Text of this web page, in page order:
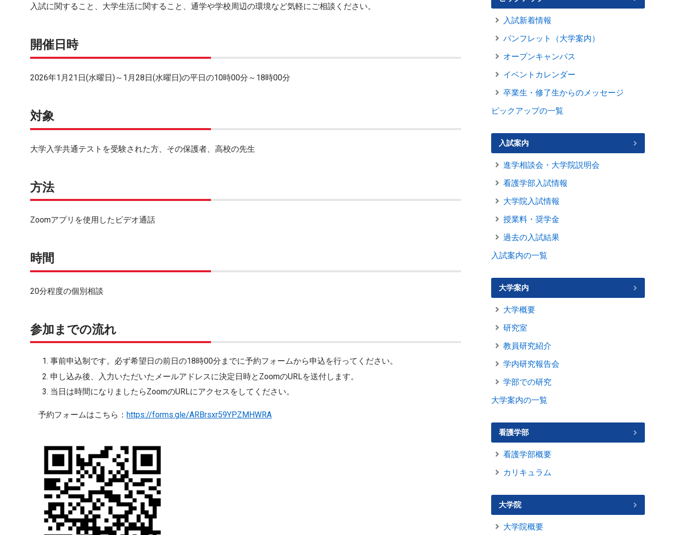
入試に関すること、大学生活に関すること、通学や学校周辺の環境など気軽にご相談ください。
開催日時
2026年1月21日(水曜日)～1月28日(水曜日)の平日の10時00分～18時00分
対象
大学入学共通テストを受験された方、その保護者、高校の先生
方法
Zoomアプリを使用したビデオ通話
時間
20分程度の個別相談
参加までの流れ
事前申込制です。必ず希望日の前日の18時00分までに予約フォームから申込を行ってください。
申し込み後、入力いただいたメールアドレスに決定日時とZoomのURLを送付します。
当日は時間になりましたらZoomのURLにアクセスをしてください。
予約フォームはこちら： https://forms.gle/ARBrsxr59YPZMHWRA
入試新着情報
パンフレット（大学案内）
オープンキャンパス
イベントカレンダー
卒業生・修了生からのメッセージ
ピックアップの一覧
入試案内
進学相談会・大学院説明会
看護学部入試情報
大学院入試情報
授業料・奨学金
過去の入試結果
入試案内の一覧
大学案内
大学概要
研究室
教員研究紹介
学内研究報告会
学部での研究
大学案内の一覧
看護学部
看護学部概要
カリキュラム
大学院
大学院概要